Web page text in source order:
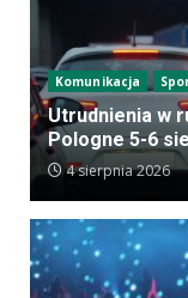
Komunikacja
Utrudnienia w
Pologne 5-6
4 sierpnia 2026